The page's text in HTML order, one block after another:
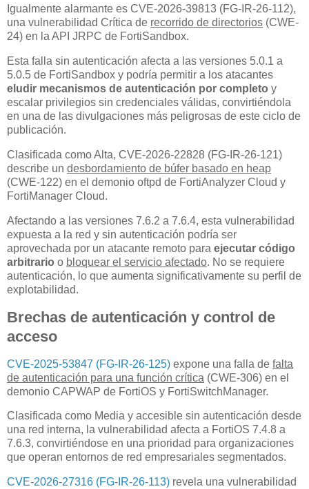
Igualmente alarmante es CVE-2026-39813 (FG-IR-26-112),
una vulnerabilidad Crítica de recorrido de directorios (CWE-
24) en la API JRPC de FortiSandbox.
Esta falla sin autenticación afecta a las versiones 5.0.1 a
5.0.5 de FortiSandbox y podría permitir a los atacantes
eludir mecanismos de autenticación por completo y
escalar privilegios sin credenciales válidas, convirtiéndola
en una de las divulgaciones más peligrosas de este ciclo de
publicación.
Clasificada como Alta, CVE-2026-22828 (FG-IR-26-121)
describe un desbordamiento de búfer basado en heap
(CWE-122) en el demonio oftpd de FortiAnalyzer Cloud y
FortiManager Cloud.
Afectando a las versiones 7.6.2 a 7.6.4, esta vulnerabilidad
expuesta a la red y sin autenticación podría ser
aprovechada por un atacante remoto para ejecutar código
arbitrario o bloquear el servicio afectado. No se requiere
autenticación, lo que aumenta significativamente su perfil de
explotabilidad.
Brechas de autenticación y control de
acceso
CVE-2025-53847 (FG-IR-26-125) expone una falla de falta
de autenticación para una función crítica (CWE-306) en el
demonio CAPWAP de FortiOS y FortiSwitchManager.
Clasificada como Media y accesible sin autenticación desde
una red interna, la vulnerabilidad afecta a FortiOS 7.4.8 a
7.6.3, convirtiéndose en una prioridad para organizaciones
que operan entornos de red empresariales segmentados.
CVE-2026-27316 (FG-IR-26-113) revela una vulnerabilidad